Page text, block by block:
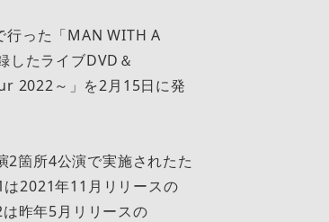
行った「MAN WITH A
たライブDVD＆
～」を2月15日に発
2箇所4公演で実施されたた
2021年11月リリースの
昨年5月リリースの